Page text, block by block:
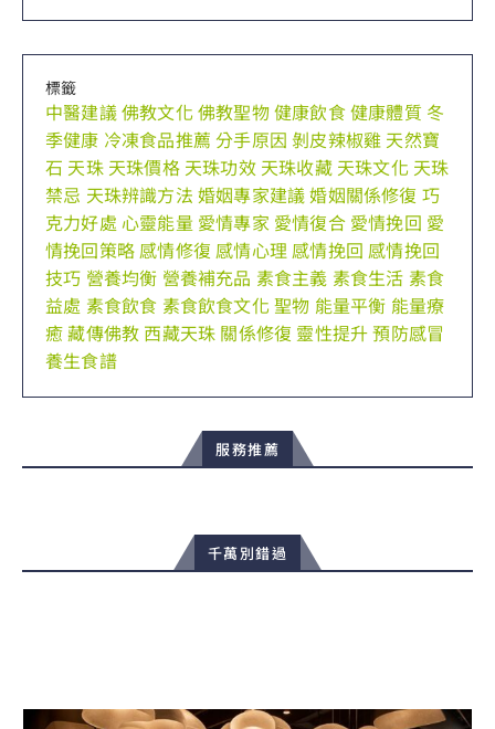
標籤
中醫建議佛教文化佛教聖物健康飲食健康體質 冬
季健康 冷凍食品推薦 分手原因 剝皮辣椒雞 天然寶
石 天珠 天珠價格 天珠功效 天珠收藏 天珠文化 天珠
禁忌 天珠辨識方法 婚姻專家建議婚姻關係修復 巧
克力好處 心靈能量 愛情專家 愛情復合 愛情挽回 愛
情挽回策略 感情修復 感情心理 感情挽回 感情挽回
技巧 營養均衡 營養補充品 素食主義 素食生活 素食
益處 素食飲食 素食飲食文化聖物 能量平衡 能量療
癒藏傳佛教 西藏天珠 關係修復 靈性提升預防感冒
養生食譜
服務推薦
千萬別錯過